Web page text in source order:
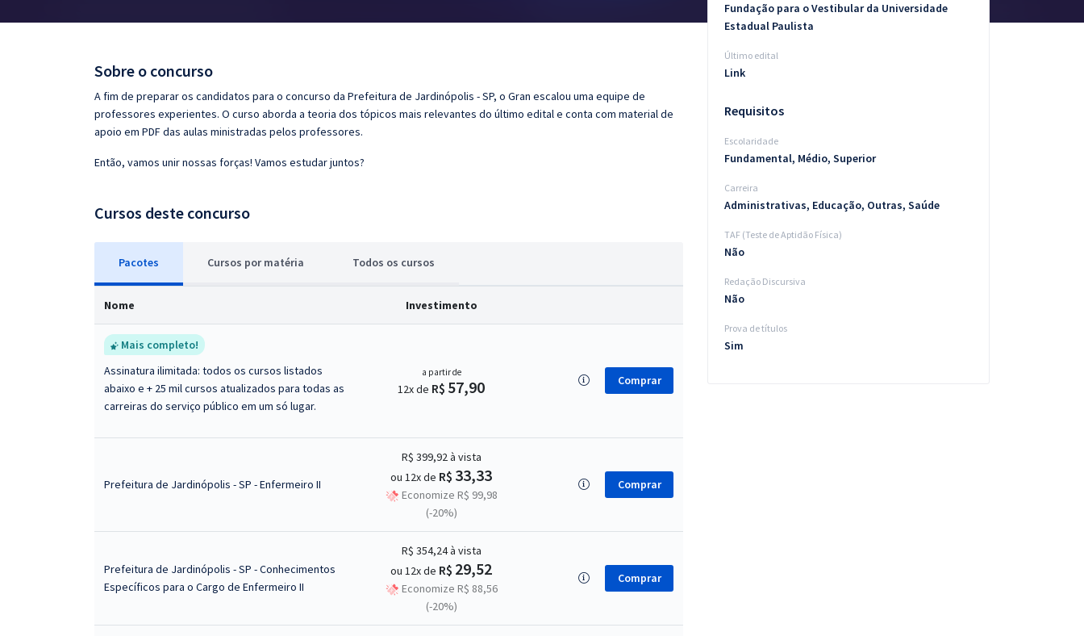
Questões grátis
Sobre o concurso
A fim de preparar os candidatos para o concurso da Prefeitura de Jardinópolis - SP, o Gran escalou uma equipe de
professores experientes. O curso aborda a teoria dos tópicos mais relevantes do último edital e conta com material de
apoio em PDF das aulas ministradas pelos professores.
Então, vamos unir nossas forças! Vamos estudar juntos?
Cursos deste concurso
Pacotes Cursos por matéria Todos os cursos
Nome Investimento
Mais completo!
Assinatura ilimitada: todos os cursos listados
abaixo e + 25 mil cursos atualizados para todas as
carreiras do serviço público em um só lugar.
a partir de
12x de R$ 57,90 Comprar
Prefeitura de Jardinópolis - SP - Enfermeiro II
R$ 399,92à vista
ou 12x de R$ 33,33
Economize R$ 99,98
(-20%)
Comprar
Prefeitura de Jardinópolis - SP - Conhecimentos
Específicos para o Cargo de Enfermeiro II
R$ 354,24à vista
ou 12x de R$ 29,52
Economize R$ 88,56
(-20%)
Comprar
Fundação para o Vestibular da Universidade
Estadual Paulista
Último edital
Link
Requisitos
Escolaridade
Fundamental, Médio, Superior
Carreira
Administrativas, Educação, Outras, Saúde
TAF (Teste de Aptidão Física)
Não
Redação Discursiva
Não
Prova de títulos
Sim